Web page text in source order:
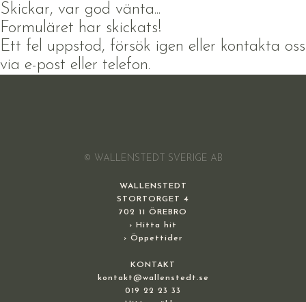
Skickar, var god vänta...
Formuläret har skickats!
Ett fel uppstod, försök igen eller kontakta oss
via e-post eller telefon.
© WALLENSTEDT SVERIGE AB
WALLENSTEDT
STORTORGET 4
702 11 ÖREBRO
› Hitta hit
› Öppettider
KONTAKT
kontakt@wallenstedt.se
019 22 23 33